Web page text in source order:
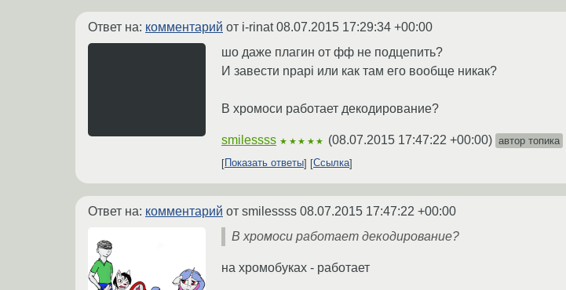
Ответ на: комментарий от i-rinat08.07.2015 17:29:34 +00:00
шо даже плагин от фф не подцепить?
И завести npapi или как там его вообще никак?
В хромоси работает декодирование?
smilessss ★★★★★ (08.07.2015 17:47:22 +00:00) автор топика
Показать ответы
Ссылка
Ответ на: комментарий от smilessss 08.07.2015 17:47:22 +00:00
В хромоси работает декодирование?
на хромобуках - работает